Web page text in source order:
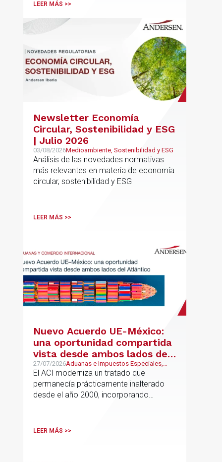
LEER MÁS >>
Newsletter Economía
Circular, Sostenibilidad y ESG
| Julio 2026
03/08/2026Medioambiente, Sostenibilidad y ESG
Análisis de las novedades normativas
más relevantes en materia de economía
circular, sostenibilidad y ESG
LEER MÁS >>
Nuevo Acuerdo UE-México:
una oportunidad compartida
vista desde ambos lados del
Atlántico
27/07/2026Aduanas e Impuestos Especiales,
Mexican Desk
El ACI moderniza un tratado que
permanecía prácticamente inalterado
desde el año 2000, incorporando
LEER MÁS >>